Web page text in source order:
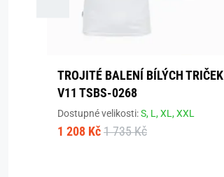
TROJITÉ BALENÍ BÍLÝCH TRIČEK
V11 TSBS-0268
Dostupné velikosti:S, L,XL,XXL
1 208 Kč 1 735 Kč